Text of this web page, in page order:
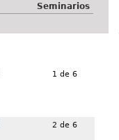
Seminarios
1 de 6
2 de 6